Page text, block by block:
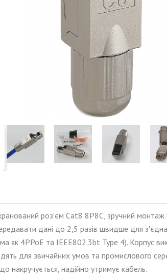
роз'єм Cat8 8P8C, зручний монтаж
дані до 2,5 разів швидше для
як 4PPoE та IEEE802.3bt Type 4). Корпус
для звичайних умов та промислового
накручується, надійно утримує кабель.